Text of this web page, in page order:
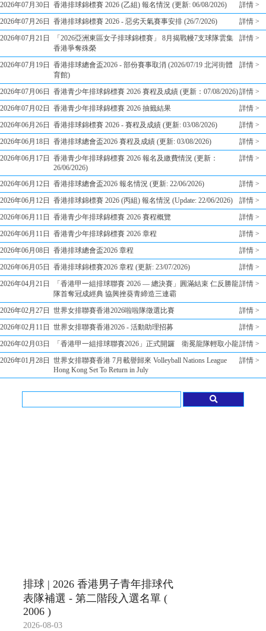
2026年07月30日 香港排球錦標賽 2026 (乙組) 報名情況 (更新: 06/08/2026)
詳情 >
2026年07月26日
香港排球錦標賽 2026 - 惡劣天氣賽事安排 (26/7/2026)
詳情 >
2026年07月21日
「2026亞洲東區女子排球錦標賽」 8月揭戰幔7支球隊雲集
香港爭奪殊榮
詳情 >
2026年07月19日
香港排球總會盃2026 - 部份賽事取消 (2026/07/19 北河街體
育館)
詳情 >
2026年07月06日 香港青少年排球錦標賽 2026 賽程及成績 (更新：07/08/2026)詳情 >
2026年07月02日
香港青少年排球錦標賽 2026 抽籤結果
詳情 >
2026年06月26日
香港排球錦標賽 2026 - 賽程及成績 (更新: 03/08/2026)
詳情 >
2026年06月18日
香港排球總會盃2026 賽程及成績 (更新: 03/08/2026)
詳情 >
2026年06月17日
香港青少年排球錦標賽 2026 報名及繳費情況 (更新：
26/06/2026)
詳情 >
2026年06月12日 香港排球總會盃2026 報名情況 (更新: 22/06/2026)
詳情 >
2026年06月12日
香港排球錦標賽 2026 (丙組) 報名情況 (Update: 22/06/2026)
詳情 >
2026年06月11日
香港青少年排球錦標賽 2026 賽程概覽
詳情 >
2026年06月11日
香港青少年排球錦標賽 2026 章程
詳情 >
2026年06月08日
香港排球總會盃2026 章程
詳情 >
2026年06月05日
香港排球錦標賽2026 章程 (更新: 23/07/2026)
詳情 >
2026年04月21日
「香港甲一組排球聯賽 2026 — 總決賽」圓滿結束 仁反勝龍
隊首奪冠成經典 協興挫葵青締造三連霸
詳情 >
2026年02月27日 世界女排聯賽香港2026啦啦隊徵選比賽
詳情 >
2026年02月11日
世界女排聯賽香港2026 - 活動助理招募
詳情 >
2026年02月03日
「香港甲一組排球聯賽2026」正式開鑼 衛冕龍隊輕取小龍詳情 >
2026年01月28日
世界女排聯賽香港 7月載譽歸來 Volleyball Nations League
Hong Kong Set To Return in July
詳情 >
排球 | 2026 香港男子青年排球代
表隊補選 - 第二階段入選名單 (
2006 )
2026-08-03